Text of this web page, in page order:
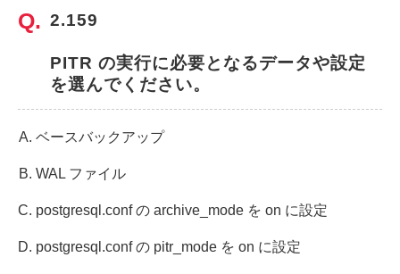
2.159
PITR の実行に必要となるデータや設定
を選んでください。
ベースバックアップ
WAL ファイル
postgresql.conf の archive_mode を on に設定
postgresql.conf の pitr_mode を on に設定